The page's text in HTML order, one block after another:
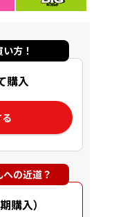
方！
購入
の近道？
購入）